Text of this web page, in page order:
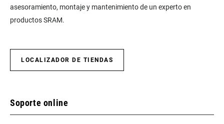
asesoramiento, montaje y mantenimiento de un experto en
productos SRAM.
LOCALIZADOR DE TIENDAS
Soporte online